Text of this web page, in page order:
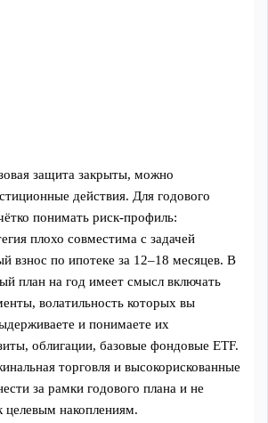
защита закрыты, можно
действия. Для годового
понимать риск-профиль:
плохо совместима с задачей
взнос по ипотеке за 12–18 месяцев. В
план на год имеет смысл включать
волатильность которых вы
и понимаете их
облигации, базовые фондовые ETF.
торговля и высокорискованные
за рамки годового плана и не
накоплениям.